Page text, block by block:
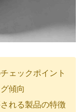
ェックポイント
傾向
れる製品の特徴